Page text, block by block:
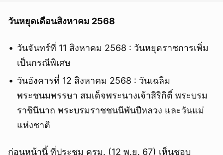
วันหยุดเดือนสิงหาคม 2568
วันจันทร์ที่ 11 สิงหาคม 2568 : วันหยุดราชการเพิ่ม
เป็นกรณีพิเศษ
วันอังคารที่ 12 สิงหาคม 2568 : วันเฉลิม
พระชนมพรรษา สมเด็จพระนางเจ้าสิริกิติ์ พระบรม
ราชินีนาถ พระบรมราชชนนีพันปีหลวง และวันแม่
แห่งชาติ
ก่อนหน้านี้ ที่ประชุม ครม. (12 พ.ย. 67) เห็นชอบ